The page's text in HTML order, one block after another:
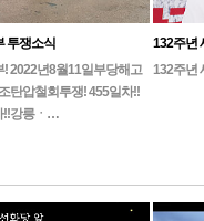
투쟁소식
2022년8월11일부당해고
탄압철회투쟁! 455일차!!
!!강릉ㆍ…
132주년
132주년